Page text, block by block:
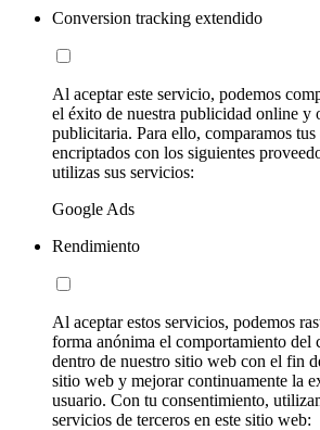
Conversion tracking extendido
Al aceptar este servicio, podemos
el éxito de nuestra publicidad online y
publicitaria. Para ello, comparamos tus
encriptados con los siguientes
utilizas sus servicios:
Google Ads
Rendimiento
Al aceptar estos servicios, podemos
forma anónima el comportamiento del
dentro de nuestro sitio web con el fin
sitio web y mejorar continuamente la
usuario. Con tu consentimiento,
servicios de terceros en este sitio web: